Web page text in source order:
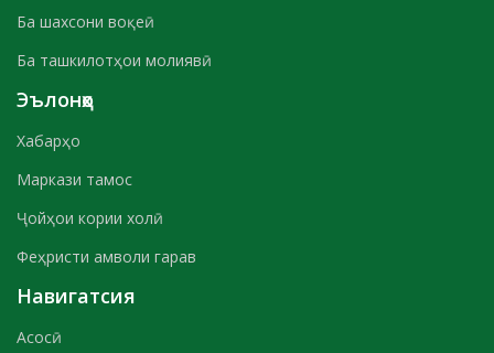
Ба шахсони воқеӣ
Ба ташкилотҳои молиявӣ
Эълонҳо
Хабарҳо
Маркази тамос
Ҷойҳои кории холӣ
Феҳристи амволи гарав
Навигатсия
Асосӣ